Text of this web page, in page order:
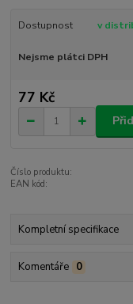
Dostupnost v
Nejsme plátci DPH
77 Kč
Číslo produktu:
EAN kód:
Kompletní specifikace
Komentáře 0